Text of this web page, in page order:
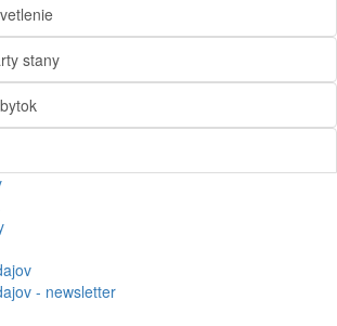
stany
- newsletter